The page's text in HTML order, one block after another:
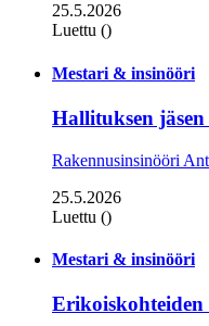
25.5.2026
Luettu ()
Mestari & insinööri
Hallituksen
Rakennusinsinööri
25.5.2026
Luettu ()
Mestari & insinööri
Erikoiskohteiden